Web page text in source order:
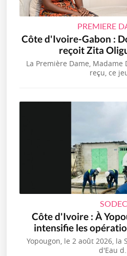
PREMIERE
Côte d'Ivoire-Gabon :
reçoit Zita
La Première Dame,
reçu, ce
Côte d'Ivoire : À
intensifie les
Yopougon, le 2 août 2026,
d'Eau